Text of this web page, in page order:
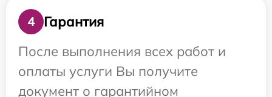
4
Гарантия
После выполнения всех работ и
оплаты услуги Вы получите
документ о гарантийном